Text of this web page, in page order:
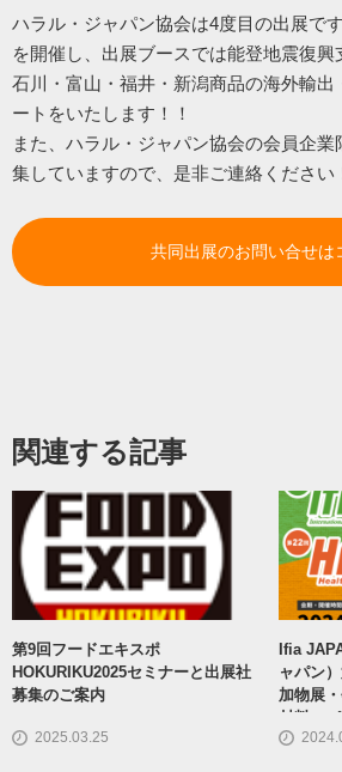
ハラル・ジャパン協会は4度目の出展です
を開催し、出展ブースでは能登地震復興
石川・富山・福井・新潟商品の海外輸出
ートをいたします！！
また、ハラル・ジャパン協会の会員企
集していますので、是非ご連絡ください
共同出展のお問い合せは
関連する記事
第9回フードエキスポ
HOKURIKU2025セミナーと出展社
募集のご案内
2025.03.25
Ifia
ャパン
加物展
材料の